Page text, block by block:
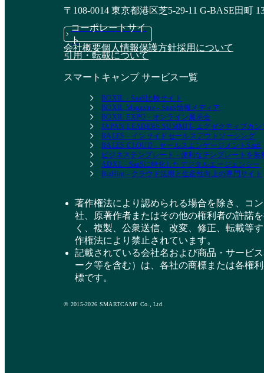
〒108-0014 東京都港区芝5-29-11 G-BASE田町
コーポレートサイ
ト
会社概要個人情報保護方針採用について
引用・転載について
スマートキャンプ サービス一覧
BOXIL - SaaS比較サイト
BOXIL Magazine - SaaS情報メディア
BOXIL EXPO - オンライン展示会
JAPAN LEADERS SUMMIT- エグゼクティブカン
BALES - インサイドセールスアウトソーシング
BALES CLOUD - セールスエンゲージメントSaaS
ビジネステンプレート - 便利なテンプレートを無
ADXL - SaaSに特化したデジタルエージェンシー
BizHint - クラウド活用と生産性向上の専門サイト
著作権法により認められる場合を除き、コ
社、原著作者またはその他の権利者の許諾
く、複製、公衆送信、改変、修正、転載等
作権法により禁止されています。
記載されている会社名および商品・サービ
ーク等を含む）は、各社の商標または各権
標です。
© 2015-2026 SMARTCAMP Co., Ltd.